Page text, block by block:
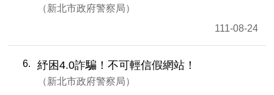
新北市政府警察局
111-08-24
6 紓困4.0詐騙！不可輕信假網站！
新北市政府警察局